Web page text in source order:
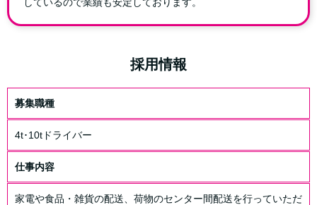
採用情報
募集職種
4t･10tドライバー
仕事内容
家電や食品・雑貨の配送、荷物のセンター間配送を行っていただ